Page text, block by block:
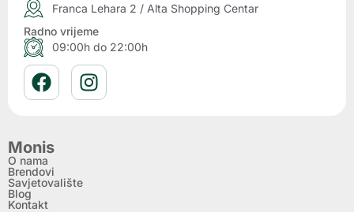
Franca Lehara 2 / Alta Shopping Centar
Radno vrijeme
09:00h do 22:00h
Monis
O nama
Brendovi
Savjetovalište
Blog
Kontakt